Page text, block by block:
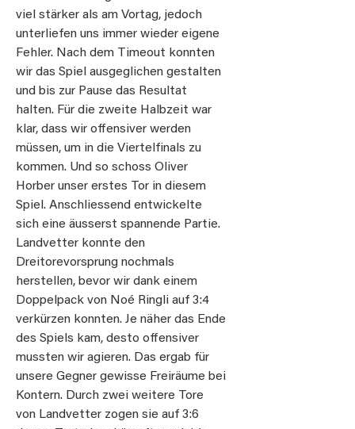
viel stärker als am Vortag, jedoch
unterliefen uns immer wieder eigene
Fehler. Nach dem Timeout konnten
wir das Spiel ausgeglichen gestalten
und bis zur Pause das Resultat
halten. Für die zweite Halbzeit war
klar, dass wir offensiver werden
müssen, um in die Viertelfinals zu
kommen. Und so schoss Oliver
Horber unser erstes Tor in diesem
Spiel. Anschliessend entwickelte
sich eine äusserst spannende Partie.
Landvetter konnte den
Dreitorevorsprung nochmals
herstellen, bevor wir dank einem
Doppelpack von Noé Ringli auf 3:4
verkürzen konnten. Je näher das Ende
des Spiels kam, desto offensiver
mussten wir agieren. Das ergab für
unsere Gegner gewisse Freiräume bei
Kontern. Durch zwei weitere Tore
von Landvetter zogen sie auf 3:6